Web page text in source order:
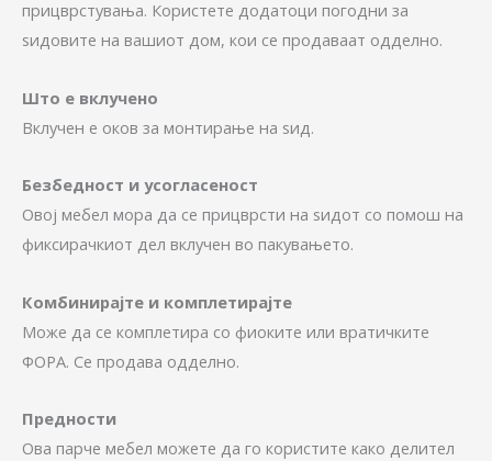
прицврстувања. Користете додатоци погодни за
ѕидовите на вашиот дом, кои се продаваат одделно.
Што е вклучено
Вклучен е оков за монтирање на ѕид.
Безбедност и усогласеност
Овој мебел мора да се прицврсти на ѕидот со помош на
фиксирачкиот дел вклучен во пакувањето.
Комбинирајте и комплетирајте
Може да се комплетира со фиоките или вратичките
ФОРА. Се продава одделно.
Предности
Ова парче мебел можете да го користите како делител